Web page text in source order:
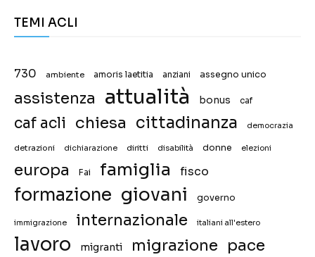
TEMI ACLI
730 ambiente amoris laetitia anziani assegno unico
assistenza attualità bonus caf
caf acli chiesa cittadinanza democrazia
detrazioni dichiarazione diritti disabilità donne elezioni
europa Fai famiglia fisco
formazione giovani governo
immigrazione internazionale italiani all'estero
lavoro migranti migrazione pace